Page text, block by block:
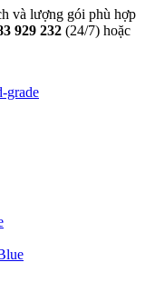
và lượng gói phù hợp
929 232 (24/7) hoặc
grade